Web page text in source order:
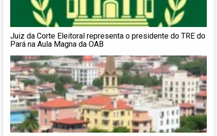
Juiz da Corte Eleitoral representa o presidente do TRE do
Pará na Aula Magna da OAB